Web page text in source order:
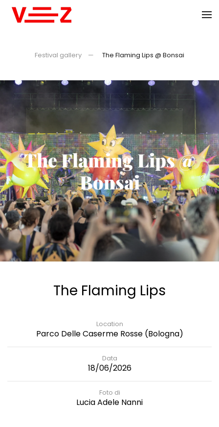
Festival gallery The Flaming Lips @ Bonsai
The Flaming Lips @
Bonsai
The Flaming Lips
Location
Parco Delle Caserme Rosse (Bologna)
Data
18/06/2026
Foto di
Lucia Adele Nanni